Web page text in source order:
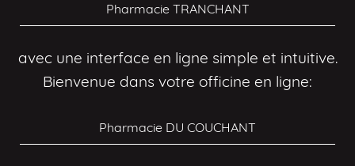
Pharmacie TRANCHANT
avec une interface en ligne simple et intuitive.
Bienvenue dans votre officine en ligne:
Pharmacie DU COUCHANT